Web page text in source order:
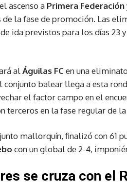
ascenso a Primera Federación
la fase de promoción. Las
ida previstos para los días 23
alÁguilas FC en una
conjunto balear llega a esta
el factor campo en el
terceros en la fase regular de
mallorquín, finalizó con 61
con un global de 2-4,
se cruza con el